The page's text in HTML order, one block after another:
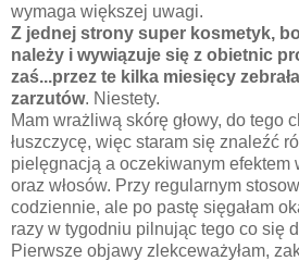
wymaga większej uwagi.
Z jednej strony super kosmetyk,
należy i wywiązuje się z obietnic
zaś...przez te kilka miesięcy
zarzutów. Niestety.
Mam wrażliwą skórę głowy, do tego
łuszczycę, więc staram się znaleźć
pielęgnacją a oczekiwanym efektem
oraz włosów. Przy regularnym
codziennie, ale po pastę sięgałam
razy w tygodniu pilnując tego co się
Pierwsze objawy zlekceważyłam,